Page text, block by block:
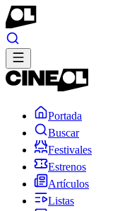
Portada
Buscar
Festivales
Estrenos
Artículos
Listas